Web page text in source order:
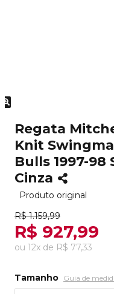
Regata
Knit
Bulls 1997-
Cinza
Produto original
R$ 1.159,99
R$ 927,99
ou 12x de R$ 77,33
Tamanho Guia de